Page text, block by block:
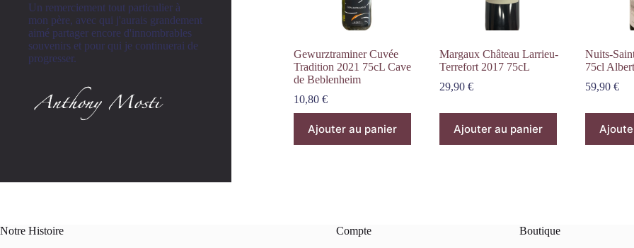
Gewurztraminer Cuvée
Tradition 2021 75cL Cave
de Beblenheim
10,80 €
Ajouter au panier
Margaux Château Larrieu-
Terrefort 2017 75cL
29,90€
Ajouter au panier
Nuits-
75cl
59,90€
Un remerciement tout particulier à
mon père, avec qui j'aurais grandement
aimé partager encore d'innombrables
souvenirs et pour qui je continuerai de
progresser.
Notre Histoire Compte Boutique